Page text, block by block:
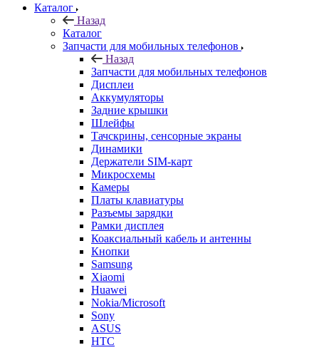
Каталог
Назад
Каталог
Запчасти для мобильных телефонов
Назад
Запчасти для мобильных телефонов
Дисплеи
Аккумуляторы
Задние крышки
Шлейфы
Тачскрины, сенсорные экраны
Динамики
Держатели SIM-карт
Микросхемы
Камеры
Платы клавиатуры
Разъемы зарядки
Рамки дисплея
Коаксиальный кабель и антенны
Кнопки
Samsung
Xiaomi
Huawei
Nokia/Microsoft
Sony
ASUS
HTC